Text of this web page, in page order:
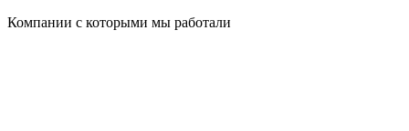
Компании с которыми мы работали